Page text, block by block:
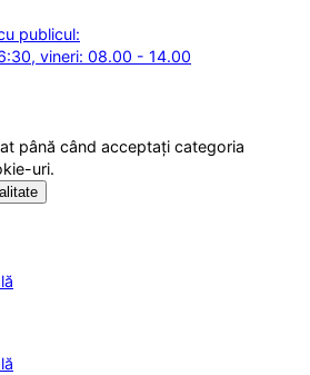
publicul:
vineri: 08.00 - 14.00
până când acceptați categoria
uri.